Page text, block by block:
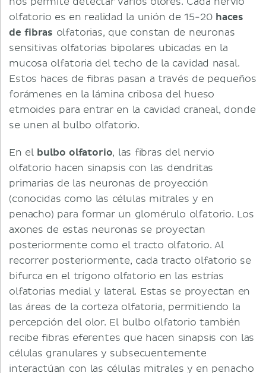
olfatorio es en realidad la unión de 15-20 haces
de fibras olfatorias, que constan de neuronas
sensitivas olfatorias bipolares ubicadas en la
mucosa olfatoria del techo de la cavidad nasal.
Estos haces de fibras pasan a través de pequeños
forámenes en la lámina cribosa del hueso
etmoides para entrar en la cavidad craneal, donde
se unen al bulbo olfatorio.
En elbulbo olfatorio, las fibras del nervio
olfatorio hacen sinapsis con las dendritas
primarias de las neuronas de proyección
(conocidas como las células mitrales y en
penacho) para formar un glomérulo olfatorio. Los
axones de estas neuronas se proyectan
posteriormente como el tracto olfatorio. Al
recorrer posteriormente, cada tracto olfatorio se
bifurca en el trígono olfatorio en las estrías
olfatorias medial y lateral. Estas se proyectan en
las áreas de la corteza olfatoria, permitiendo la
percepción del olor. El bulbo olfatorio también
recibe fibras eferentes que hacen sinapsis con las
células granulares y subsecuentemente
interactúan con las células mitrales y en penacho